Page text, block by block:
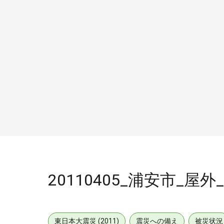
20110405_浦安市_屋外
東日本大震災 (2011) 震災への備え 被災状況